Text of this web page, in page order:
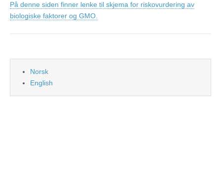
På denne siden finner lenke til skjema for riskovurdering av
biologiske faktorer og GMO.
Norsk
English